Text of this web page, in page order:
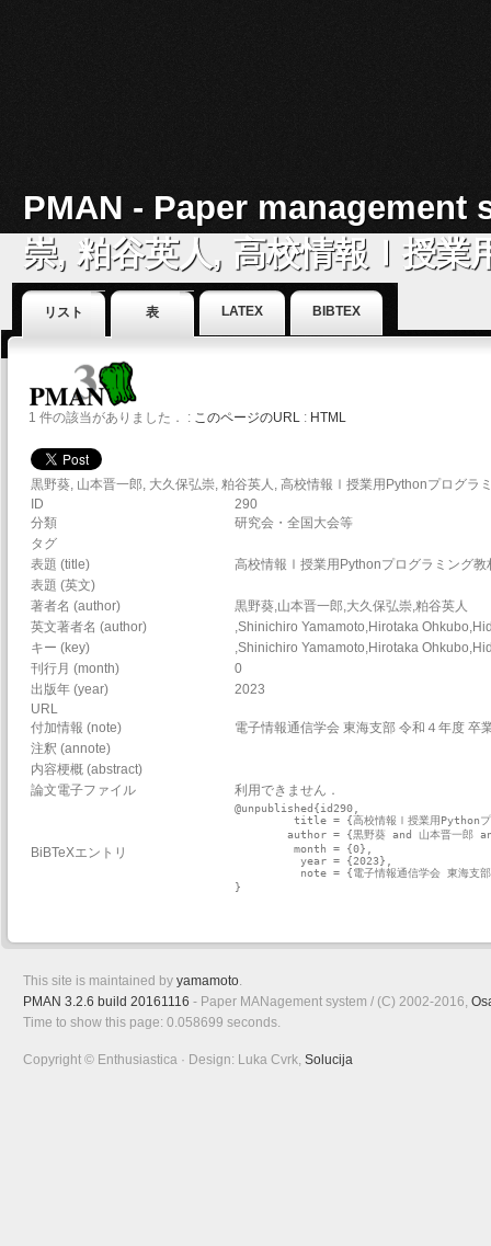
PMAN - Paper management
崇, 粕谷英人, 高校情報Ⅰ授業
2023年.
Detail of a work
リスト 表 LATEX BIBTEX
1 件の該当がありました． : このページのURL: HTML
黒野葵, 山本晋一郎, 大久保弘崇, 粕谷英人, 高校情報Ⅰ授業用Pythonプログラ
ID
290
分類
研究会・全国大会等
タグ
表題 (title)
高校情報Ⅰ授業用Pythonプログラミング教
表題 (英文)
著者名 (author)
黒野葵,山本晋一郎,大久保弘崇,粕谷英人
英文著者名 (author)
,Shinichiro Yamamoto,Hirotaka
キー (key)
,Shinichiro Yamamoto,Hirotaka
刊行月 (month)
0
出版年 (year)
2023
URL
付加情報 (note)
電子情報通信学会 東海支部 令和４年度 卒
注釈 (annote)
内容梗概 (abstract)
論文電子ファイル
利用できません．
BiBTeXエントリ
@unpublished{id290,
title = {高校情報Ⅰ授業用Pythonプ
author = {黒野葵 and 山本晋一郎
         month = {0},
          year = {2023},
note = {電子情報通信学会 東海支部
}
This site is maintained by yamamoto.
PMAN 3.2.6 build 20161116 - Paper MANagement system / (C) 2002-2016,
Time to show this page: 0.058699 seconds.
Copyright © Enthusiastica · Design: Luka Cvrk, Solucija